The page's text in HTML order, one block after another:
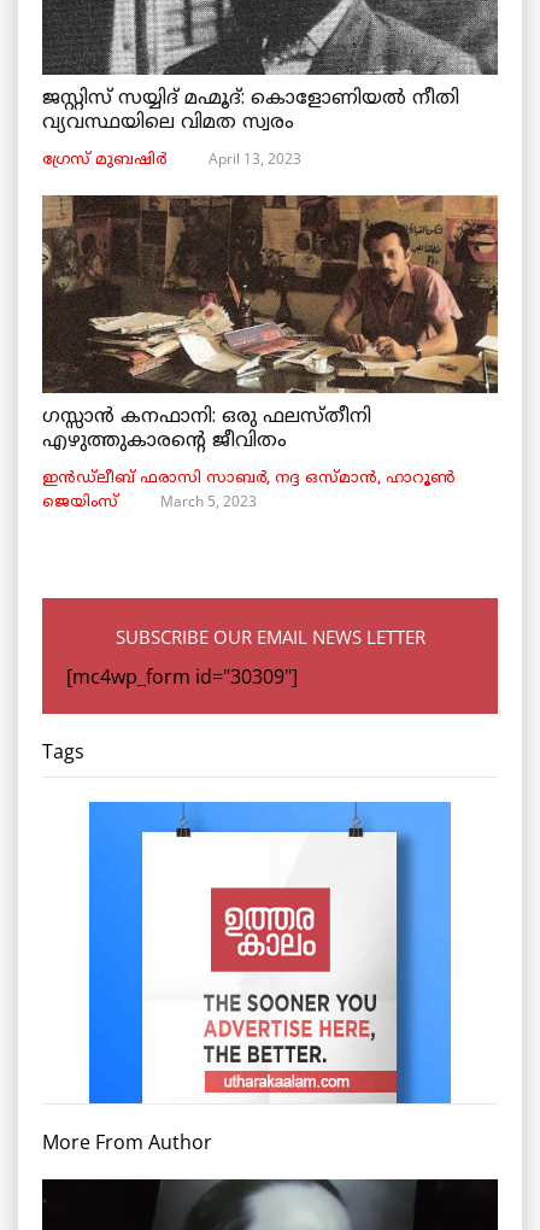
ജസ്റ്റിസ് സയ്യിദ് മഹ്മൂദ്: കൊളോണിയൽ നീതി
വ്യവസ്ഥയിലെ വിമത സ്വരം
ഗ്രേസ് മുബഷിർ April 13, 2023
ഗസ്സാൻ കനഫാനി: ഒരു ഫലസ്തീനി
എഴുത്തുകാരന്റെ ജീവിതം
ഇൻഡ്ലീബ് ​​ഫരാസി സാബർ, നദ്ദ ഒസ്മാൻ, ഹാറൂൺ
ജെയിംസ്
March 5, 2023
SUBSCRIBE OUR EMAIL NEWS LETTER
[mc4wp_form id="30309"]
Tags
More From Author